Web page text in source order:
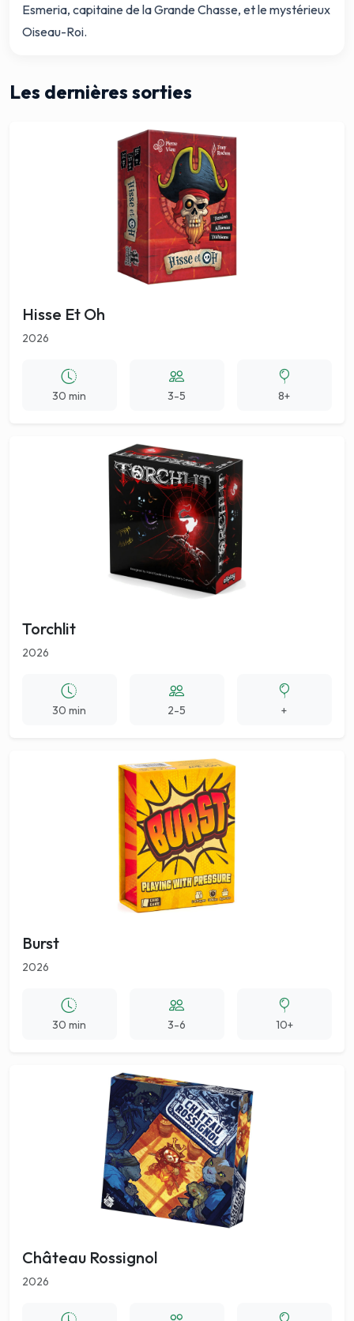
Esmeria, capitaine de la Grande Chasse, et le mystérieux
Oiseau-Roi.
Les dernières sorties
Hisse Et Oh
2026
30 min 3-5 8+
Torchlit
2026
30 min 2-5 +
Burst
2026
30 min 3-6 10+
Château Rossignol
2026